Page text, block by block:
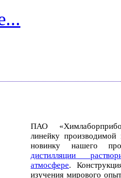
ПАО
линейку
новинку нашего
дистилляции
атмосфере.
изучения мирового